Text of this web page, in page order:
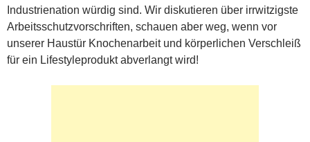
Industrienation würdig sind. Wir diskutieren über irrwitzigste
Arbeitsschutzvorschriften, schauen aber weg, wenn vor
unserer Haustür Knochenarbeit und körperlichen Verschleiß
für ein Lifestyleprodukt abverlangt wird!